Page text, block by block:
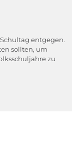
entgegen.
sollten, um
zu